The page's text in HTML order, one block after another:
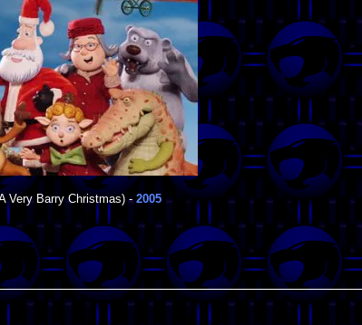
Very Barry Christmas) -2005